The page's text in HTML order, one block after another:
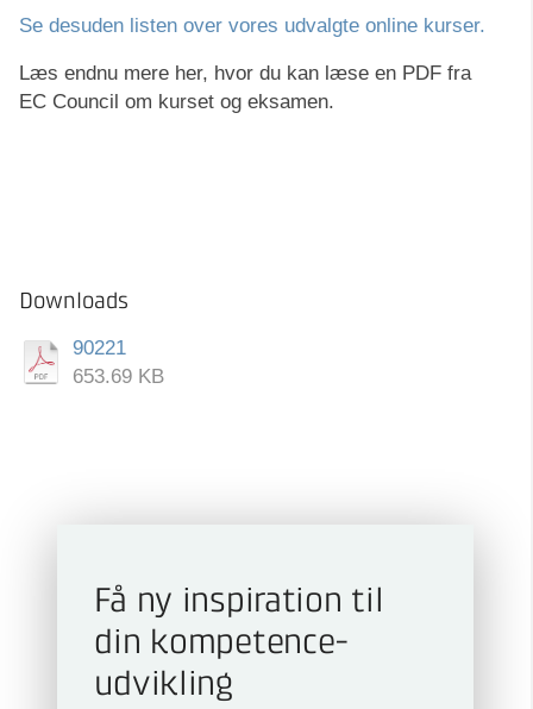
Se desuden listen over vores udvalgte online kurser.
Læs endnu mere her, hvor du kan læse en PDF fra
EC Council om kurset og eksamen.
Downloads
90221
653.69 KB
Få ny inspiration til
din kompetence­
udvikling